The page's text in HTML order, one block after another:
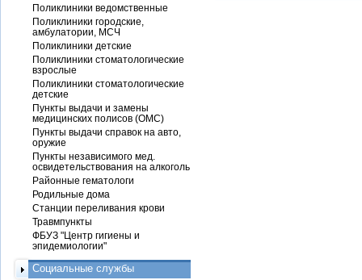
Поликлиники ведомственные
Поликлиники городские,
амбулатории, МСЧ
Поликлиники детские
Поликлиники стоматологические
взрослые
Поликлиники стоматологические
детские
Пункты выдачи и замены
медицинских полисов (ОМС)
Пункты выдачи справок на авто,
оружие
Пункты независимого мед.
освидетельствования на алкоголь
Районные гематологи
Родильные дома
Станции переливания крови
Травмпункты
ФБУЗ "Центр гигиены и
эпидемиологии"
Социальные службы